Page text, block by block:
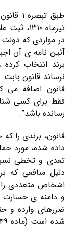
طبق
تیرماه
در مواردی که دولت
آئین نامه ی آن
برند انتخاب
نرساند قانون بابت
قانون اضافه می
فقط برای کسی
رسانده باشد”.
قانون، برندی را
داده شده، مورد
تعدی و تخطی
دلیل منافعی که
اشخاص متعددی
و دامنه ی خسارت
ضررهای وارده و